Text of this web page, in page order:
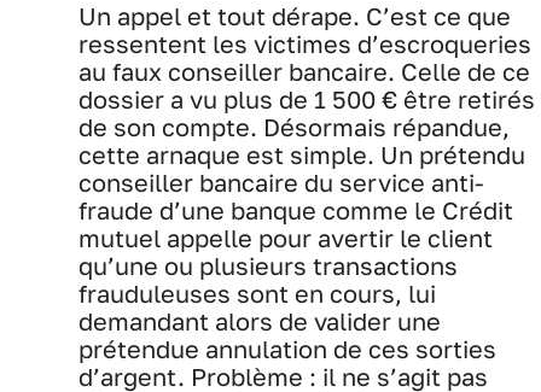
Un appel et tout dérape. C’est ce que
ressentent les victimes d’escroqueries
au faux conseiller bancaire. Celle de ce
dossier a vu plus de 1 500 € être retirés
de son compte. Désormais répandue,
cette arnaque est simple. Un prétendu
conseiller bancaire du service anti-
fraude d’une banque comme le Crédit
mutuel appelle pour avertir le client
qu’une ou plusieurs transactions
frauduleuses sont en cours, lui
demandant alors de valider une
prétendue annulation de ces sorties
d’argent. Problème : il ne s’agit pas